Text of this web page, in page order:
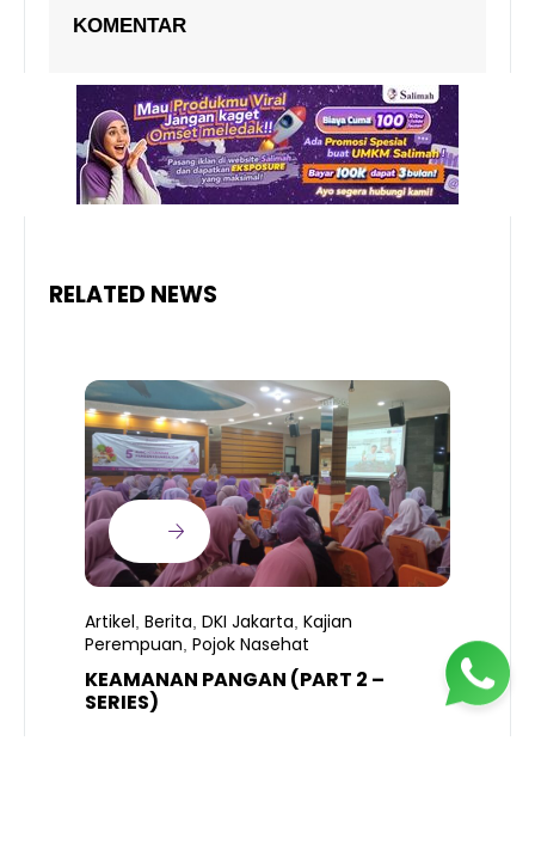
KOMENTAR
RELATED NEWS
Artikel Berita DKI Jakarta Kajian
Perempuan Pojok Nasehat
KEAMANAN PANGAN (PART 2 –
SERIES)